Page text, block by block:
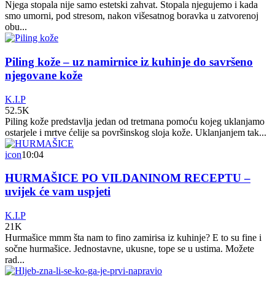
Njega stopala nije samo estetski zahvat. Stopala njegujemo i kada
smo umorni, pod stresom, nakon višesatnog boravka u zatvorenoj
obu...
Piling kože – uz namirnice iz kuhinje do savršeno
njegovane kože
K.I.P
52.5K
Piling kože predstavlja jedan od tretmana pomoću kojeg uklanjamo
ostarjele i mrtve ćelije sa površinskog sloja kože. Uklanjanjem tak...
icon10:04
HURMAŠICE PO VILDANINOM RECEPTU –
uvijek će vam uspjeti
K.I.P
21K
Hurmašice mmm šta nam to fino zamirisa iz kuhinje? E to su fine i
sočne hurmašice. Jednostavne, ukusne, tope se u ustima. Možete
rad...